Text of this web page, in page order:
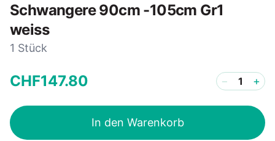
Schwangere 90cm -105cm Gr1
weiss
1 Stück
CHF147.80 − +
In den Warenkorb